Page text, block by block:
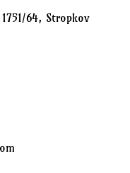
64, Stropkov